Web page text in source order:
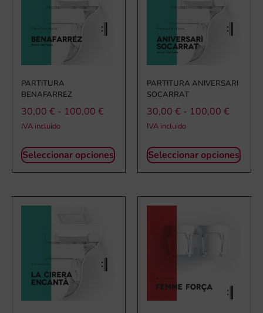
PARTITURA
BENAFARREZ
30,00 € - 100,00 €
IVA incluido
Seleccionar opciones
PARTITURA ANIVERSARI
SOCARRAT
30,00 € - 100,00 €
IVA incluido
Seleccionar opciones